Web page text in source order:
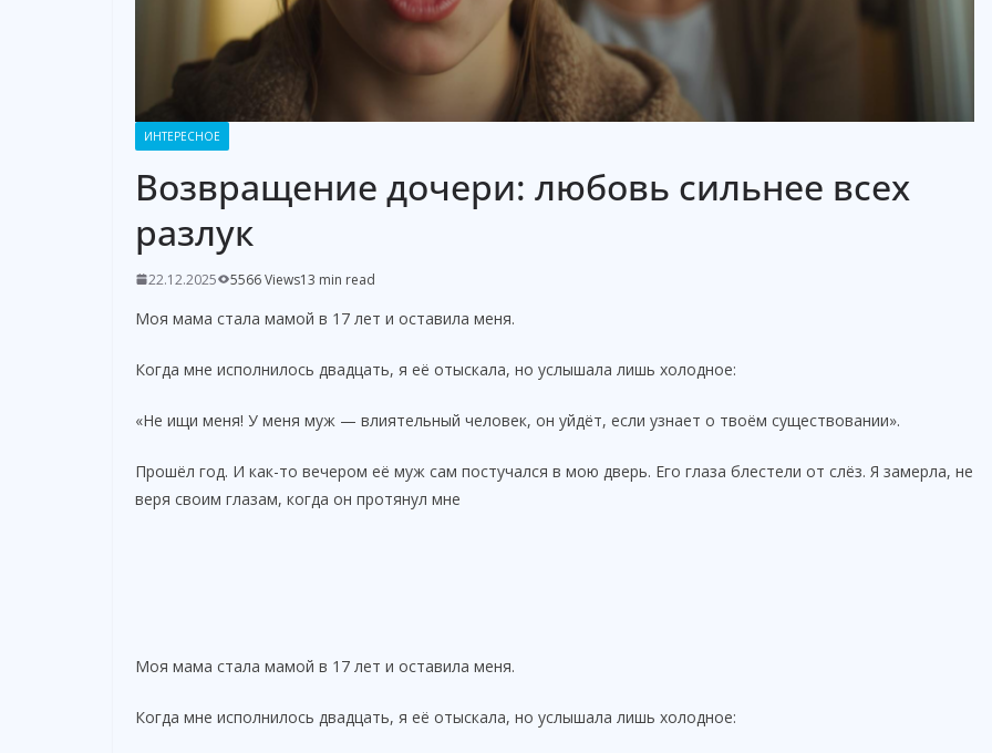
ИНТЕРЕСНОЕ
Возвращение дочери: любовь сильнее всех
разлук
22.12.2025 5566 Views13 min read
Моя мама стала мамой в 17 лет и оставила меня.
Когда мне исполнилось двадцать, я её отыскала, но услышала лишь холодное:
«Не ищи меня! У меня муж — влиятельный человек, он уйдёт, если узнает о твоём существовании».
Прошёл год. И как-то вечером её муж сам постучался в мою дверь. Его глаза блестели от слёз. Я замерла, не
веря своим глазам, когда он протянул мне
Моя мама стала мамой в 17 лет и оставила меня.
Когда мне исполнилось двадцать, я её отыскала, но услышала лишь холодное: